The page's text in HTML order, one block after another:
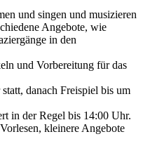
und singen und musizieren
Angebote, wie
in den
und Vorbereitung für das
danach Freispiel bis um
in der Regel bis 14:00 Uhr.
kleinere Angebote